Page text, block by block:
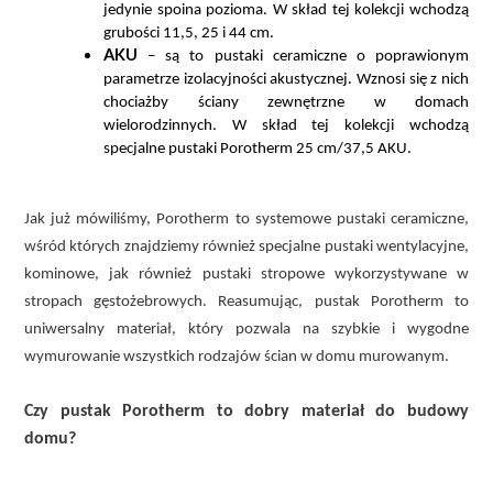
jedynie spoina pozioma. W skład tej kolekcji wchodzą
grubości 11,5, 25 i 44 cm.
AKU
– są to pustaki ceramiczne o poprawionym
parametrze izolacyjności akustycznej. Wznosi się z nich
chociażby ściany zewnętrzne w domach
wielorodzinnych. W skład tej kolekcji wchodzą
specjalne pustaki Porotherm 25 cm/37,5 AKU.
Jak już mówiliśmy, Porotherm to systemowe pustaki ceramiczne,
wśród których znajdziemy również specjalne pustaki wentylacyjne,
kominowe, jak również pustaki stropowe wykorzystywane w
stropach gęstożebrowych. Reasumując, pustak Porotherm to
uniwersalny materiał, który pozwala na szybkie i wygodne
wymurowanie wszystkich rodzajów ścian w domu murowanym.
Czy pustak Porotherm to dobry materiał do budowy
domu?